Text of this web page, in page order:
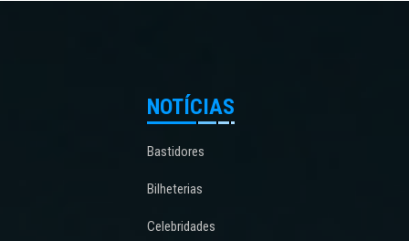
NOTÍCIAS
Bastidores
Bilheterias
Celebridades